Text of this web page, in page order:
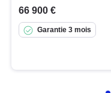
66 900 €
Garantie 3 mois